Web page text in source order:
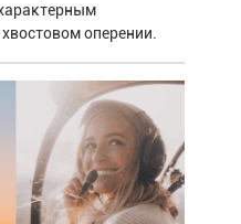
оперении.